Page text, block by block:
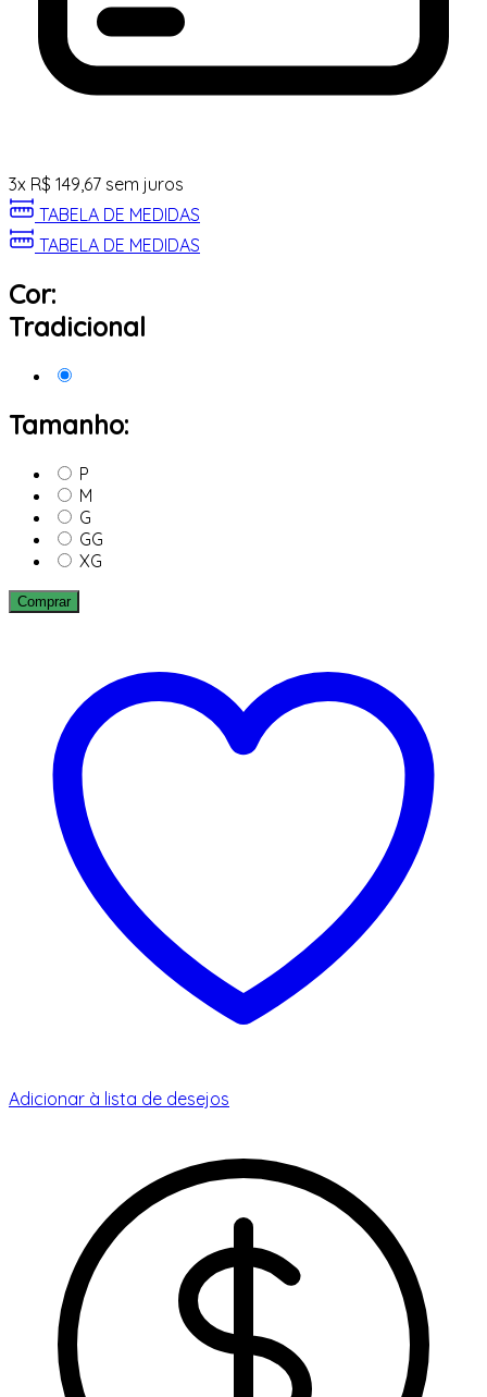
3x R$ 149,67 sem juros
TABELA DE MEDIDAS
TABELA DE MEDIDAS
Cor:
Tradicional
Tamanho:
P
M
G
GG
XG
Comprar
Adicionar à lista de desejos